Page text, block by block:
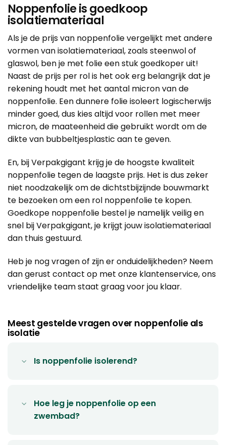
Noppenfolie is goedkoop
isolatiemateriaal
Als je de prijs van noppenfolie vergelijkt met andere
vormen van isolatiemateriaal, zoals steenwol of
glaswol, ben je met folie een stuk goedkoper uit!
Naast de prijs per rol is het ook erg belangrijk dat je
rekening houdt met het aantal micron van de
noppenfolie. Een dunnere folie isoleert logischerwijs
minder goed, dus kies altijd voor rollen met meer
micron, de maateenheid die gebruikt wordt om de
dikte van bubbeltjesplastic aan te geven.
En, bij Verpakgigant krijg je de hoogste kwaliteit
noppenfolie tegen de laagste prijs. Het is dus zeker
niet noodzakelijk om de dichtstbijzijnde bouwmarkt
te bezoeken om een rol noppenfolie te kopen.
Goedkope noppenfolie bestel je namelijk veilig en
snel bij Verpakgigant, je krijgt jouw isolatiemateriaal
dan thuis gestuurd.
Heb je nog vragen of zijn er onduidelijkheden? Neem
dan gerust contact op met onze klantenservice, ons
vriendelijke team staat graag voor jou klaar.
Meest gestelde vragen over noppenfolie als
isolatie
Is noppenfolie isolerend?
Hoe leg je noppenfolie op een
zwembad?